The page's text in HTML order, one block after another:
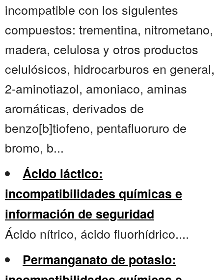
incompatible con los siguientes
compuestos: trementina, nitrometano,
madera, celulosa y otros productos
celulósicos, hidrocarburos en general,
2-aminotiazol, amoniaco, aminas
aromáticas, derivados de
benzo[b]tiofeno, pentafluoruro de
bromo, b...
Ácido láctico:
incompatibilidades químicas e
información de seguridad
Ácido nítrico, ácido fluorhídrico....
Permanganato de potasio: